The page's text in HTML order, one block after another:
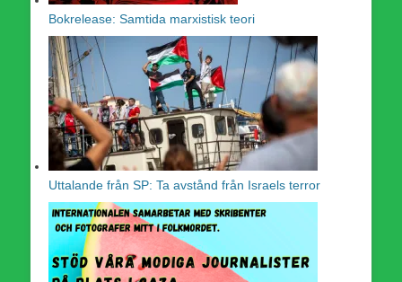
Bokrelease: Samtida marxistisk teori
Uttalande från SP: Ta avstånd från Israels terror